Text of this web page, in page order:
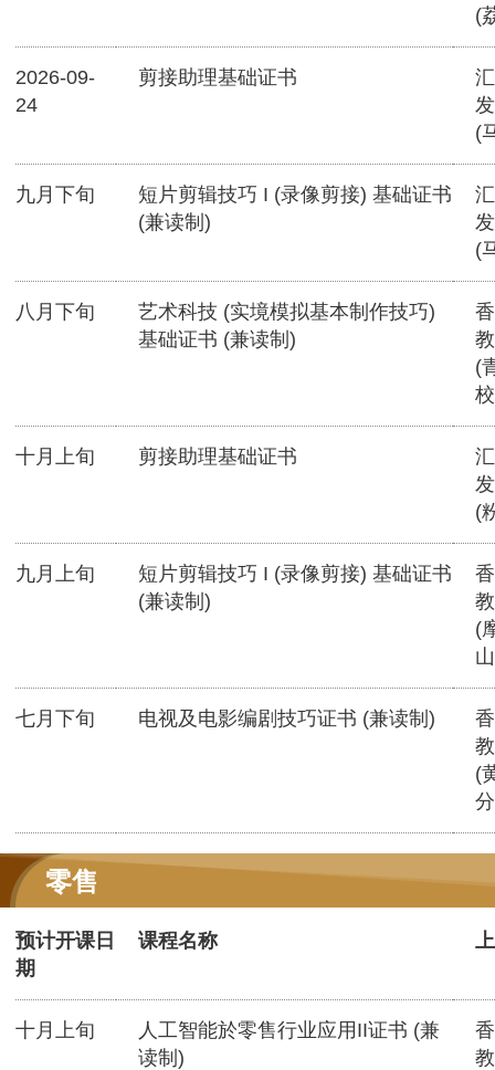
(
2026-09-
24
剪接助理基础证书
(
九月下旬
短片剪辑技巧 I (录像剪接) 基础证书
(兼读制)
(
八月下旬
艺术科技 (实境模拟基本制作技巧)
基础证书 (兼读制)
(
十月上旬 剪接助理基础证书
(
九月上旬
短片剪辑技巧 I (录像剪接) 基础证书
(兼读制)
(
七月下旬 电视及电影编剧技巧证书 (兼读制)
(
零售
预计开课日
期
课程名称
十月上旬
人工智能於零售行业应用II证书 (兼
读制)